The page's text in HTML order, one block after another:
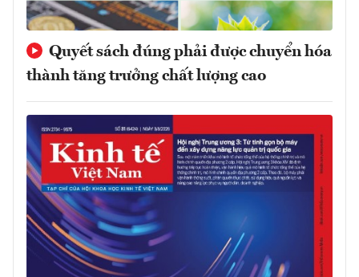
Quyết sách đúng phải được chuyển hóa
thành tăng trưởng chất lượng cao